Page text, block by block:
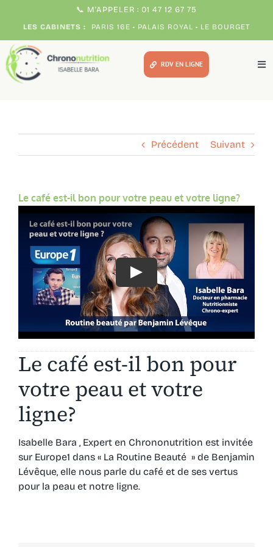
📞 M'APPELER : 01 47 12 67 75
LES CABINETS : PARIS 16E • PALAIS ROYAL • LE BOURGET
RDV EN LIGNE
Pour qui ?
Témoignages
Consultations
Ressources
Précédent Suivant
Le café est-il bon pour votre peau et votre ligne?
Le café est-il bon pour
votre peau et votre
ligne?
Isabelle Bara , Expert en Chrononutrition est invitée
sur Europe1 dans « La Routine Beauté » de Benjamin
Lévêque, elle nous parle du café et de ses vertus
pour la peau et notre ligne.